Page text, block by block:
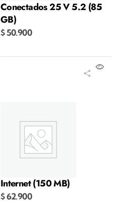
Conectados 25 V 5.2 (85
GB)
$50.900
Internet (150 MB)
$62.900